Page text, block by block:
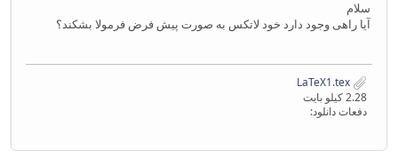
سلام
آیا راهی وجود دارد خود لاتکس به صورت پیش فرض فرمولا بشکند؟
2.28 کیلو بایت
دفعات دانلود: